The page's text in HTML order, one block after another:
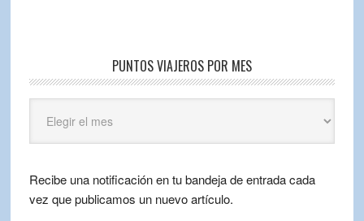
PUNTOS VIAJEROS POR MES
Viajeros
por
Recibe una notificación en tu bandeja de entrada cada
vez que publicamos un nuevo artículo.